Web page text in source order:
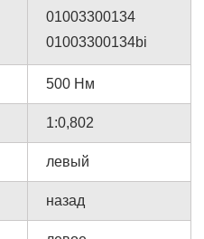
01003300134
01003300134bi
500 Нм
1:0,802
левый
назад